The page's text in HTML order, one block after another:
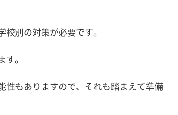
別の対策が必要です。
す。
性もありますので、それも踏まえて準備